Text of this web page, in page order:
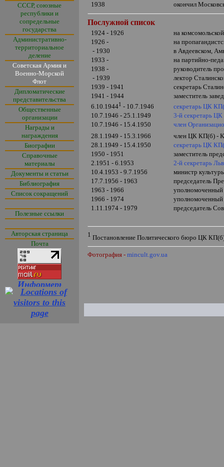
СССР, союзные
республики и
сопредельные
государства
Административно-
территориальное
деление
Советская Армия и
Военно-Морской
Флот
Дипломатические
представительства
Общественные
организации
Награды и
награждения
Биографии
Справочные
материалы
Документы и статьи
Библиография
Список сокращений
Полезные ссылки
Авторская страница
Почта
1938
окончил
Послужной список
1924 - 1926
на
1926 -
на
- 1930
в Авдеевском,
1933 -
на партийно-
1938 -
руководитель
- 1939
лектор
1939 - 1941
секретарь
1941 - 1944
заместитель
6.10.19441 - 10.7.1946
секретарь ЦК
10.7.1946 - 25.1.1949
3-й секретарь
10.7.1946 - 15.4.1950
член
28.1.1949 - 15.3.1966
член ЦК КП(б) -
28.1.1949 - 15.4.1950
секретарь ЦК
1950 - 1951
заместитель
2.1951 - 6.1953
2-й секретарь
10.4.1953 - 9.7.1956
министр
17.7.1956 - 1963
председатель
1963 - 1966
уполномоченный
1966 - 1974
1.11.1974 - 1979
председатель
1 Постановление Политического бюро ЦК
Фотография - mincult.gov.ua